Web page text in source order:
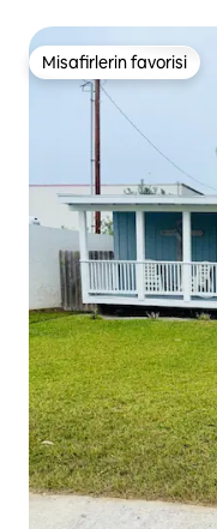
Misafirlerin favorisi
Misafirlerin favorisi